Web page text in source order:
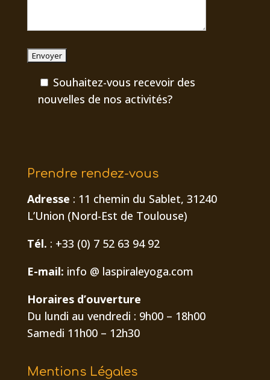
Souhaitez-vous recevoir des
nouvelles de nos activités?
Prendre rendez-vous
Adresse : 11 chemin du Sablet, 31240
L’Union (Nord-Est de Toulouse)
Tél. : +33 (0) 7 52 63 94 92
E-mail: info @ laspiraleyoga.com
Horaires d’ouverture
Du lundi au vendredi : 9h00 – 18h00
Samedi 11h00 – 12h30
Mentions Légales